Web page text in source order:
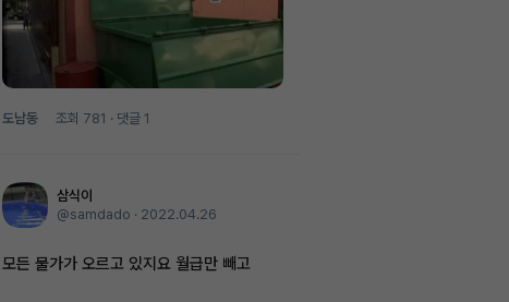
도남동 조회 781 · 댓글 1
삼식이
@samdado · 2022.04.26
모든 물가가 오르고 있지요 월급만 빼고